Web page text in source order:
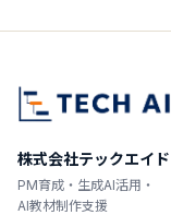
株式会社テックエイド
PM育成・生成AI活用・
AI教材制作支援